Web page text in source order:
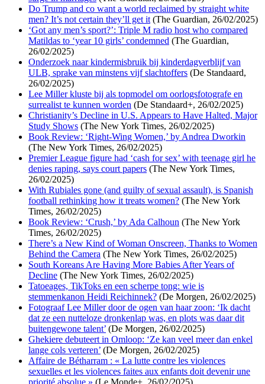
Do Trump and co want a world reclaimed by straight white
men? It’s not certain they’ll get it (The Guardian, 26/02/2025)
‘Got any men’s sport?’: Triple M radio host who compared
Matildas to ‘year 10 girls’ condemned (The Guardian,
26/02/2025)
Onderzoek naar kindermisbruik bij kinderdagverblijf van
ULB, sprake van minstens vijf slachtoffers (De Standaard,
26/02/2025)
Lee Miller kluste bij als topmodel om oorlogsfotografe en
surrealist te kunnen worden (De Standaard+, 26/02/2025)
Christianity’s Decline in U.S. Appears to Have Halted, Major
Study Shows (The New York Times, 26/02/2025)
Book Review: ‘Right-Wing Women,’ by Andrea Dworkin
(The New York Times, 26/02/2025)
Premier League figure had ‘cash for sex’ with teenage girl he
denies raping, says court papers (The New York Times,
26/02/2025)
With Rubiales gone (and guilty of sexual assault), is Spanish
football rethinking how it treats women? (The New York
Times, 26/02/2025)
Book Review: ‘Crush,’ by Ada Calhoun (The New York
Times, 26/02/2025)
There’s a New Kind of Woman Onscreen, Thanks to Women
Behind the Camera (The New York Times, 26/02/2025)
South Koreans Are Having More Babies After Years of
Decline (The New York Times, 26/02/2025)
Tatoeages, TikToks en een scherpe tong: wie is
stemmenkanon Heidi Reichinnek? (De Morgen, 26/02/2025)
Fotograaf Lee Miller door de ogen van haar zoon: ‘Ik dacht
dat ze een nutteloze dronkenlap was, en plots was daar dit
buitengewone talent’ (De Morgen, 26/02/2025)
Ghekiere debuteert in Omloop: ‘Ze kan veel meer dan enkel
lange cols verteren’ (De Morgen, 26/02/2025)
Affaire de Bétharram : « La lutte contre les violences
sexuelles et les violences faites aux enfants doit devenir une
priorité absolue » (Le Monde+, 26/02/2025)